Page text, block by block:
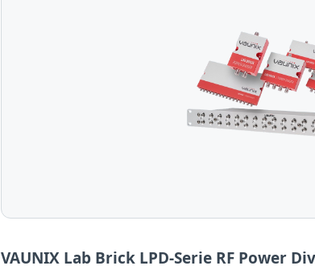
VAUNIX Lab Brick LPD-Serie RF Power